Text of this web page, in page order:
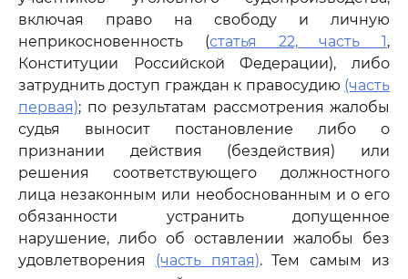
включая право на свободу и личную
неприкосновенность (статья 22, часть 1,
Конституции Российской Федерации), либо
затруднить доступ граждан к правосудию (часть
первая); по результатам рассмотрения жалобы
судья выносит постановление либо о
признании действия (бездействия) или
решения соответствующего должностного
лица незаконным или необоснованным и о его
обязанности устранить допущенное
нарушение, либо об оставлении жалобы без
удовлетворения (часть пятая). Тем самым из